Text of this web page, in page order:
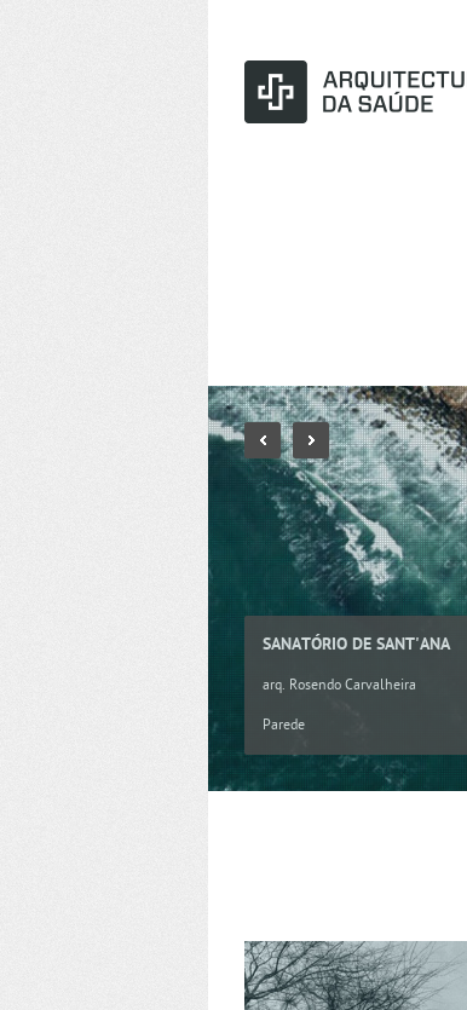
SANATÓRIO DE SANT'ANA
arq. Rosendo Carvalheira
Parede